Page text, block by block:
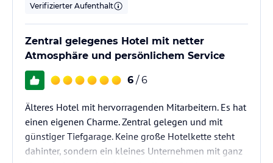
Verifizierter Aufenthalt
Zentral gelegenes Hotel mit netter
Atmosphäre und persönlichem Service
6 / 6
Älteres Hotel mit hervorragenden Mitarbeitern. Es hat
einen eigenen Charme. Zentral gelegen und mit
günstiger Tiefgarage. Keine große Hotelkette steht
dahinter, sondern ein kleines Unternehmen mit ganz